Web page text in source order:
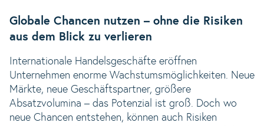
Globale Chancen nutzen – ohne die Risiken
aus dem Blick zu verlieren
Internationale Handelsgeschäfte eröffnen
Unternehmen enorme Wachstumsmöglichkeiten. Neue
Märkte, neue Geschäftspartner, größere
Absatzvolumina – das Potenzial ist groß. Doch wo
neue Chancen entstehen, können auch Risiken